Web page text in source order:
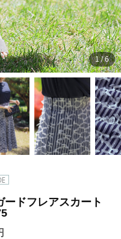
1/6
ドフレアスカート